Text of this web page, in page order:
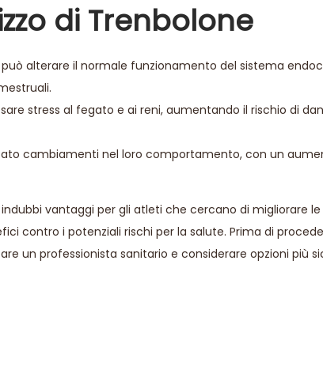
di Trenbolone
può alterare il normale funzionamento del sistema
stress al fegato e ai reni, aumentando il rischio di
cambiamenti nel loro comportamento, con un
vantaggi per gli atleti che cercano di migliorare le
contro i potenziali rischi per la salute. Prima di
un professionista sanitario e considerare opzioni più